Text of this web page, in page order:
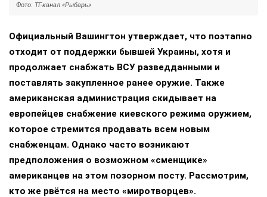
Фото: ТГ-канал «Рыбарь»
Официальный Вашингтон утверждает, что поэтапно
отходит от поддержки бывшей Украины, хотя и
продолжает снабжать ВСУ разведданными и
поставлять закупленное ранее оружие. Также
американская администрация скидывает на
европейцев снабжение киевского режима оружием,
которое стремится продавать всем новым
снабженцам. Однако часто возникают
предположения о возможном «сменщике»
американцев на этом позорном посту. Рассмотрим,
кто же рвётся на место «миротворцев».